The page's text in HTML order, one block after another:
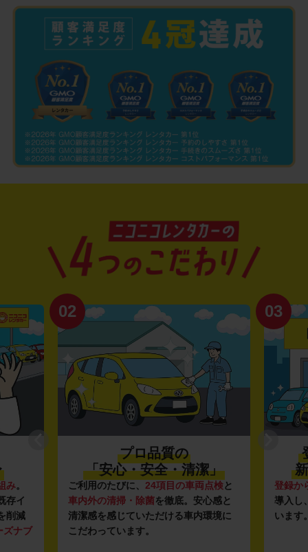
み。
存イ
削減
ズナブ
02
プロ品質の
「安心・安全・清潔」
ご利用のたびに、 24項目の車両点検と
車内外の清掃・除菌を徹底。安心感と
清潔感を感じていただける車内環境に
こだわっています。
03
登録か
導入し
います